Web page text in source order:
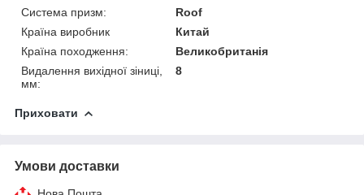
Система призм:
Roof
Країна виробник
Китай
Країна походження:
Великобританія
Видалення вихідної зіниці,
мм:
8
Приховати
Умови доставки